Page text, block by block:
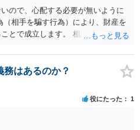
ので、心配する必要が無いように
相手を騙す行為）により、財産を
とで成立します。 相談者さんは、
に問うことはできません。 おそら
合わないと思いますが、虚偽の内
しれません。 ただし、捜査におい
返しなさいよ」程度の注意で済む
お金が無いのであれば、返せない
して支払うことを相手に告げてい
。
はあるのか？
役にたった 1